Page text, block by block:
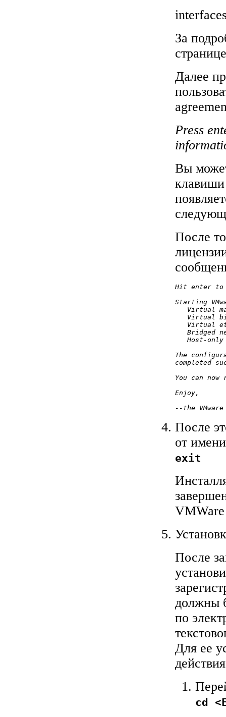
За
Далее
Press
Вы
клавиши
После
Hit enter to
Starting
Virtual
Virtual
Virtual
Bridged
Host-only
The
completed
You can
Enjoy,
После
от
exit
После
должны
по
Для ее
cd